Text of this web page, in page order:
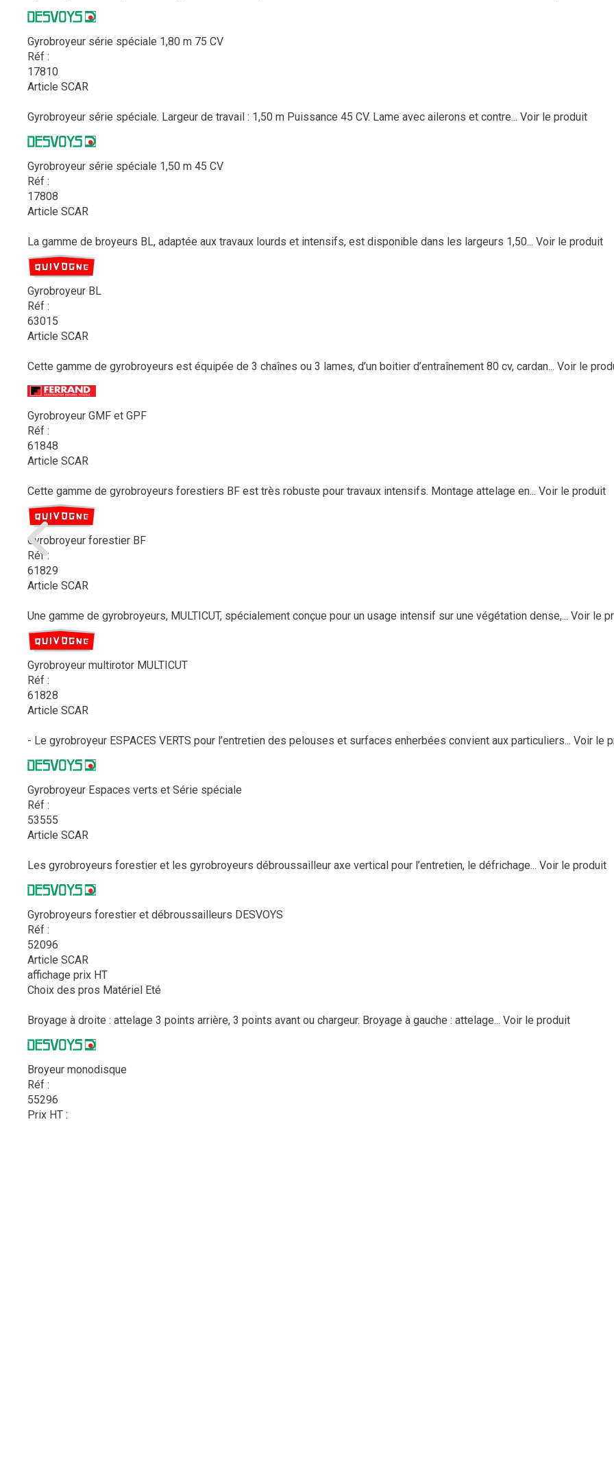
Gyrobroyeur série spéciale 1,80 m 75 CV
Réf :
17810
Article SCAR
Gyrobroyeur série spéciale. Largeur de travail : 1,50 m Puissance 45 CV. Lame avec ailerons et contre... Voir le produit
Gyrobroyeur série spéciale 1,50 m 45 CV
Réf :
17808
Article SCAR
La gamme de broyeurs BL, adaptée aux travaux lourds et intensifs, est disponible dans les largeurs 1,50... Voir le produit
Gyrobroyeur BL
Réf :
63015
Article SCAR
Cette gamme de gyrobroyeurs est équipée de 3 chaînes ou 3 lames, d’un boitier d’entraînement 80 cv, cardan... Voir le
Gyrobroyeur GMF et GPF
Réf :
61848
Article SCAR
Cette gamme de gyrobroyeurs forestiers BF est très robuste pour travaux intensifs. Montage attelage en... Voir le produit
Gyrobroyeur forestier BF
Réf :
61829
Article SCAR
Une gamme de gyrobroyeurs, MULTICUT, spécialement conçue pour un usage intensif sur une végétation dense,... Voir le
Gyrobroyeur multirotor MULTICUT
Réf :
61828
Article SCAR
- Le gyrobroyeur ESPACES VERTS pour l’entretien des pelouses et surfaces enherbées convient aux particuliers... Voir le
Gyrobroyeur Espaces verts et Série spéciale
Réf :
53555
Article SCAR
Les gyrobroyeurs forestier et les gyrobroyeurs débroussailleur axe vertical pour l’entretien, le défrichage... Voir le produit
Gyrobroyeurs forestier et débroussailleurs DESVOYS
Réf :
52096
Article SCAR
affichage prix HT
Choix des pros Matériel Eté
Broyage à droite : attelage 3 points arrière, 3 points avant ou chargeur. Broyage à gauche : attelage... Voir le produit
Broyeur monodisque
Réf :
55296
Prix HT :